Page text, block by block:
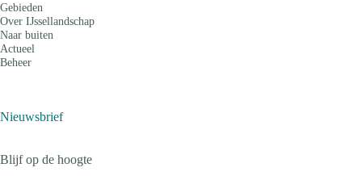
Gebieden
Over IJssellandschap
Naar buiten
Actueel
Beheer
Nieuwsbrief
Blijf op de hoogte